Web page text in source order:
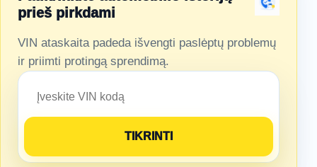
prieš pirkdami
VIN ataskaita padeda išvengti paslėptų problemų
ir priimti protingą sprendimą.